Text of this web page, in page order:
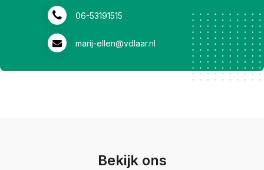
06-53191515
marij-ellen@vdlaar.nl
Bekijk ons